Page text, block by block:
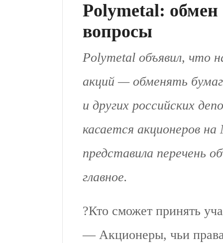
Polymetal:
вопросы
Polymetal объявил, что
акций — обменять
и других российских
касается акционеров
представила перечень
главное.
?Кто сможет принять
— Акционеры, чьи